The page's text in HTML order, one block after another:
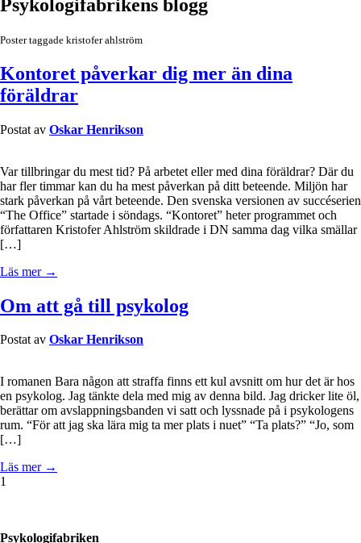
Psykologifabrikens blogg
Poster taggade kristofer ahlström
Kontoret påverkar dig mer än dina
föräldrar
Postat av Oskar Henrikson
Var tillbringar du mest tid? På arbetet eller med dina föräldrar? Där du
har fler timmar kan du ha mest påverkan på ditt beteende. Miljön har
stark påverkan på vårt beteende. Den svenska versionen av succéserien
“The Office” startade i söndags. “Kontoret” heter programmet och
författaren Kristofer Ahlström skildrade i DN samma dag vilka smällar
[…]
Läs mer →
Om att gå till psykolog
Postat av Oskar Henrikson
I romanen Bara någon att straffa finns ett kul avsnitt om hur det är hos
en psykolog. Jag tänkte dela med mig av denna bild. Jag dricker lite öl,
berättar om avslappningsbanden vi satt och lyssnade på i psykologens
rum. “För att jag ska lära mig ta mer plats i nuet” “Ta plats?” “Jo, som
[…]
Läs mer →
1
Psykologifabriken